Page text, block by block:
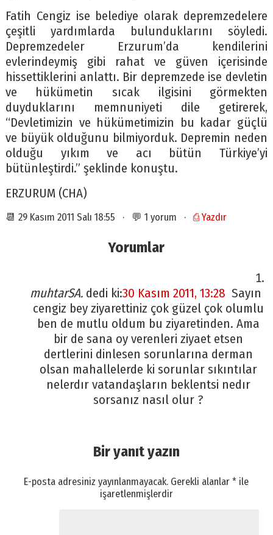
Fatih Cengiz ise belediye olarak depremzedelere
çeşitli yardımlarda bulunduklarını söyledi.
Depremzedeler Erzurum’da kendilerini
evlerindeymiş gibi rahat ve güven içerisinde
hissettiklerini anlattı. Bir depremzede ise devletin
ve hükümetin sıcak ilgisini görmekten
duyduklarını memnuniyeti dile getirerek,
“Devletimizin ve hükümetimizin bu kadar güçlü
ve büyük olduğunu bilmiyorduk. Depremin neden
olduğu yıkım ve acı bütün Türkiye’yi
bütünleştirdi.” şeklinde konuştu.
ERZURUM (CHA)
📆 29 Kasım 2011 Salı 18:55 · 💬 1 yorum · ⎙ Yazdır
Yorumlar
muhtarSA. dedi ki:30 Kasım 2011, 13:28 Sayın
cengiz bey ziyarettiniz çok güzel çok olumlu
ben de mutlu oldum bu ziyaretinden. Ama
bir de sana oy verenleri ziyaet etsen
dertlerini dinlesen sorunlarına derman
olsan mahallelerde ki sorunlar sıkıntılar
nelerdır vatandaşların beklentsi nedır
sorsanız nasıl olur ?
Bir yanıt yazın
E-posta adresiniz yayınlanmayacak. Gerekli alanlar* ile
işaretlenmişlerdir